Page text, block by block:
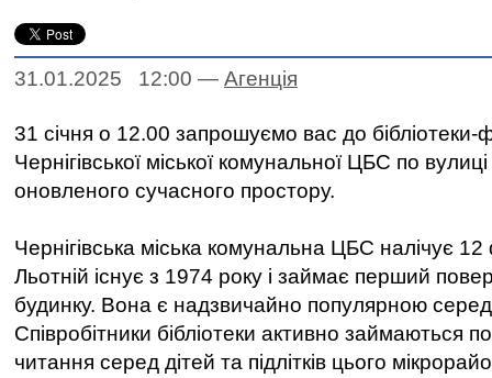
31.01.2025 12:00 — Агенцiя
31 січня о 12.00 запрошуємо вас до бібліотеки-
Чернігівської міської комунальної ЦБС по
оновленого сучасного простору.
Чернігівська міська комунальна ЦБС налічує 12
Льотній існує з 1974 року і займає перший
будинку. Вона є надзвичайно популярною серед
Співробітники бібліотеки активно займаються
читання серед дітей та підлітків цього